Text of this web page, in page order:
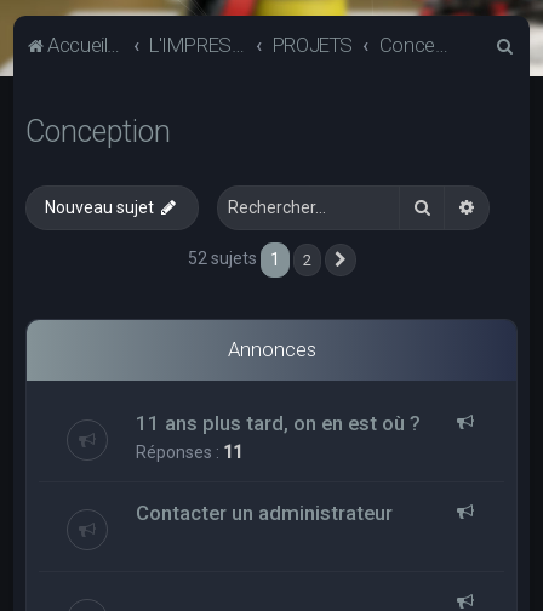
Accueil du forum L'IMPRESSION 3D PROJETS Conception
Conception
Nouveau sujet Rechercher
52 sujets 1 2
Annonces
11 ans plus tard, on en est où ?
Réponses : 11
Contacter un administrateur